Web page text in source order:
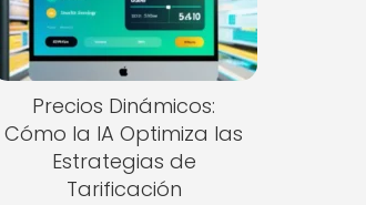
Precios Dinámicos:
Cómo la IA Optimiza las
Estrategias de
Tarificación